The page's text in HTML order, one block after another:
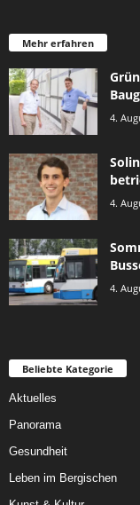
Mehr erfahren
4.
4.
4.
Beliebte Kategorie
Aktuelles
Panorama
Gesundheit
Leben im Bergischen